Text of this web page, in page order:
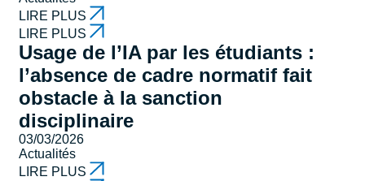
LIRE PLUS
LIRE PLUS
Usage de l’IA par les étudiants :
l’absence de cadre normatif fait
obstacle à la sanction
disciplinaire
03/03/2026
Actualités
LIRE PLUS